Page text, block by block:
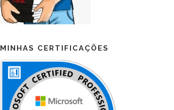
MINHAS CERTIFICAÇÕES